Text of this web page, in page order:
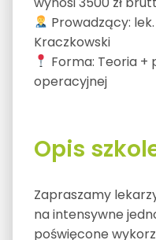
Prowadzący:
Kraczkowski
Forma: Teoria +
operacyjnej
Opis
Zapraszamy
na intensywne
poświęcone